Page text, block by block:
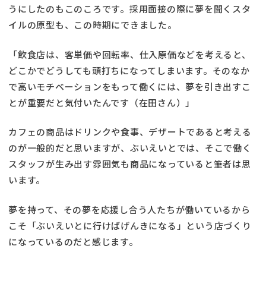
うにしたのもこのころです。採用面接の際に夢を聞くスタ
イルの原型も、この時期にできました。
「飲食店は、客単価や回転率、仕入原価などを考えると、
どこかでどうしても頭打ちになってしまいます。そのなか
で高いモチベーションをもって働くには、夢を引き出すこ
とが重要だと気付いたんです（在田さん）」
カフェの商品はドリンクや食事、デザートであると考える
のが一般的だと思いますが、ぶいえいとでは、そこで働く
スタッフが生み出す雰囲気も商品になっていると筆者は思
います。
夢を持って、その夢を応援し合う人たちが働いているから
こそ「ぶいえいとに行けばげんきになる」という店づくり
になっているのだと感じます。